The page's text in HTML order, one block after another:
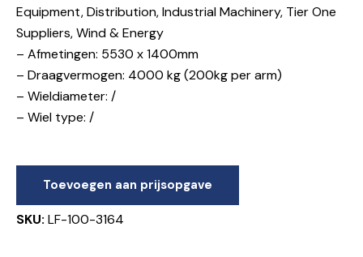
Equipment, Distribution, Industrial Machinery, Tier One
Suppliers, Wind & Energy
– Afmetingen: 5530 x 1400mm
– Draagvermogen: 4000 kg (200kg per arm)
– Wieldiameter: /
– Wiel type: /
Toevoegen aan prijsopgave
SKU: LF-100-3164